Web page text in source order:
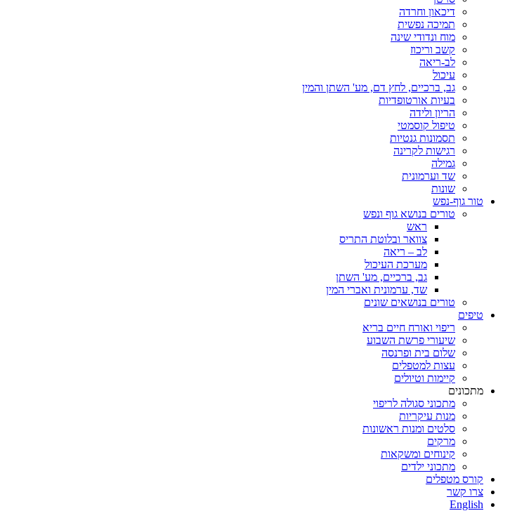
דיכאון וחרדה
תמיכה נפשית
מוח ונדודי שינה
קשב וריכוז
לב-ריאה
עיכול
גב, ברכיים, לחץ דם, מע' השתן והמין
בעיות אורטופדיות
הריון ולידה
טיפול קוסמטי
תסמונות גנטיות
רגישות לקרינה
גמילה
שד וערמונית
שונות
טור גוף-נפש
טורים בנושא גוף ונפש
ראש
צוואר ובלוטת התריס
לב – ריאה
מערכת העיכול
גב, ברכיים, מע' השתן
שד, ערמונית ואברי המין
טורים בנושאים שונים
טיפים
ריפוי ואורח חיים בריא
שיעורי פרשת השבוע
שלום בית ופרנסה
עצות למטפלים
קיימות וטיולים
מתכונים
מתכוני סגולה לריפוי
מנות עיקריות
סלטים ומנות ראשונות
מרקים
קינוחים ומשקאות
מתכוני ילדים
קורס מטפלים
צרו קשר
English